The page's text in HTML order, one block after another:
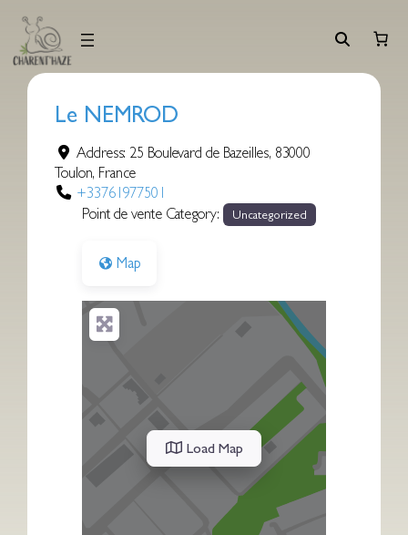
contenu
Le NEMROD
Address: 25 Boulevard de Bazeilles, 83000
Toulon, France
+33761977501
Point de vente Category:
Uncategorized
Map
Load Map